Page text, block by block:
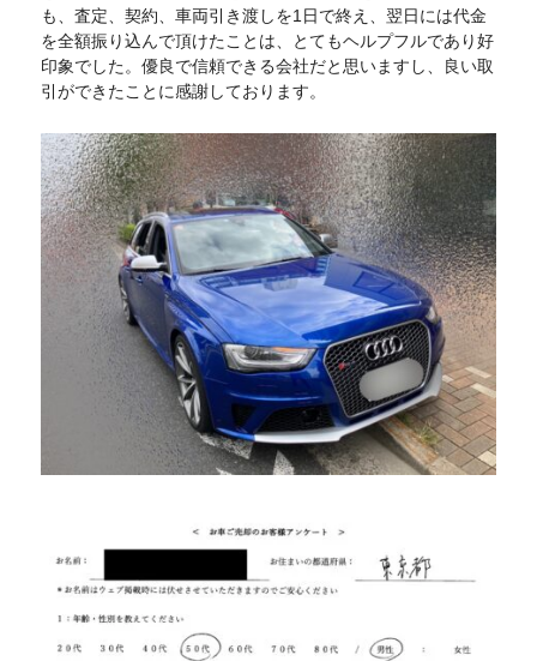
も、査定、契約、車両引き渡しを1日で終え、翌日には代金
を全額振り込んで頂けたことは、とてもヘルプフルであり好
印象でした。優良で信頼できる会社だと思いますし、良い取
引ができたことに感謝しております。